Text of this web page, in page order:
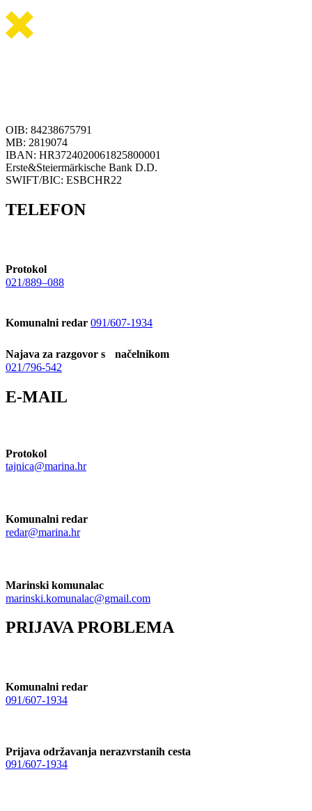
OIB: 84238675791
MB: 2819074
IBAN: HR3724020061825800001
Erste&Steiermärkische Bank D.D.
SWIFT/BIC: ESBCHR22
TELEFON
Protokol
021/889–088
Komunalni redar 091/607-1934
Najava za razgovor s načelnikom
021/796-542
E-MAIL
Protokol
tajnica@marina.hr
Komunalni redar
redar@marina.hr
Marinski komunalac
marinski.komunalac@gmail.com
PRIJAVA PROBLEMA
Komunalni redar
091/607-1934
Prijava održavanja nerazvrstanih cesta
091/607-1934